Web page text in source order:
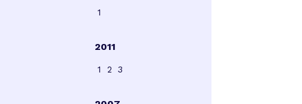
1
2011
1 2 3